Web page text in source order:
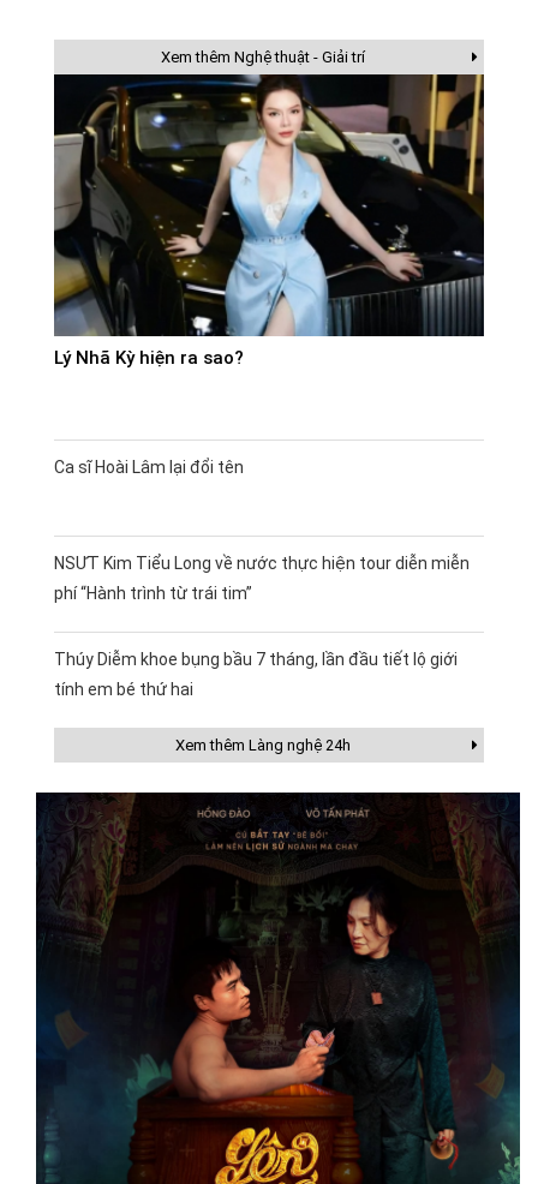
Xem thêm Nghệ thuật - Giải trí
Lý Nhã Kỳ hiện ra sao?
Ca sĩ Hoài Lâm lại đổi tên
NSƯT Kim Tiểu Long về nước thực hiện tour diễn miễn
phí “Hành trình từ trái tim”
Thúy Diễm khoe bụng bầu 7 tháng, lần đầu tiết lộ giới
tính em bé thứ hai
Xem thêm Làng nghệ 24h